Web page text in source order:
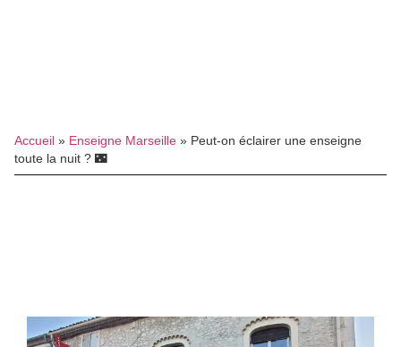
Accueil » Enseigne Marseille » Peut-on éclairer une enseigne
toute la nuit ? 🌃